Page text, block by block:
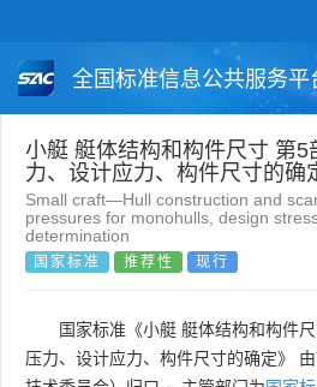
全国标准信息公共服务平
国家标准 行业标准
团体标准 企业标准
国外标准 技术委员会
小艇 艇体结构和构件尺寸 第5
力、设计应力、构件尺寸的确
Small craft—Hull construction and
pressures for monohulls, design
determination
国家标准 推荐性 现行
国家标准《小艇 艇体结构和构件
压力、设计应力、构件尺寸的确定》 由